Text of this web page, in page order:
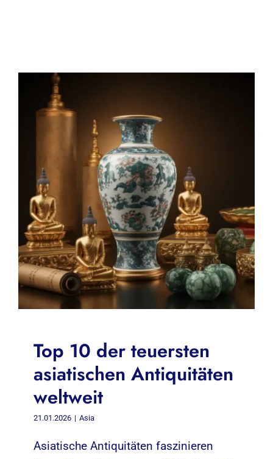
Top 10 der teuersten
asiatischen Antiquitäten
weltweit
21.01.2026 | Asia
Asiatische Antiquitäten faszinieren